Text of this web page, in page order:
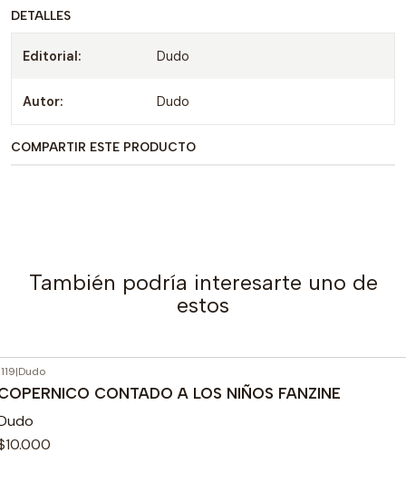
DETALLES
Editorial: Dudo
Autor: Dudo
COMPARTIR ESTE PRODUCTO
También podría interesarte uno de
estos
|Dudo
CONTADO A LOS NIÑOS FANZINE